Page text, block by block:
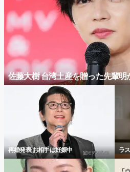
佐藤大樹 台湾土産を贈った先輩明
再婚発表 お相手は妊娠中 ラ